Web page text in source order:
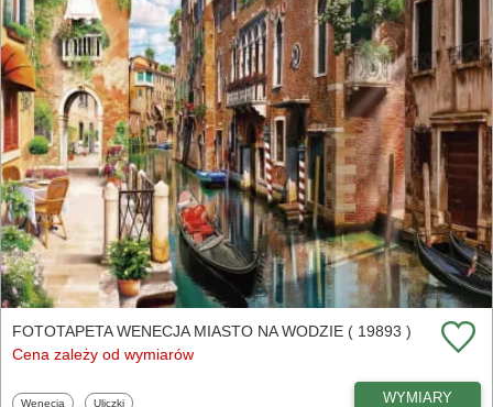
FOTOTAPETA WENECJA MIASTO NA WODZIE ( 19893 )
Cena zależy od wymiarów
Fototapety
Wenecja Fototapety
Uliczki WYMIARY